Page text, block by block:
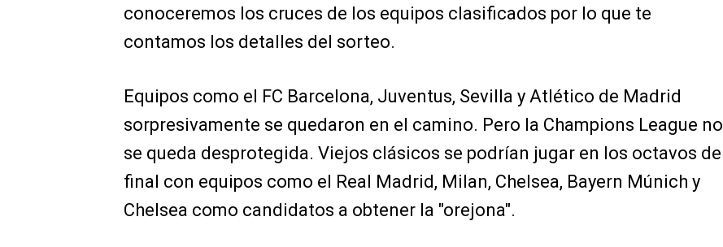
conoceremos los cruces de los equipos clasificados por lo que te
contamos los detalles del sorteo.
Equipos como el FC Barcelona, Juventus, Sevilla y Atlético de Madrid
sorpresivamente se quedaron en el camino. Pero la Champions League no
se queda desprotegida. Viejos clásicos se podrían jugar en los octavos de
final con equipos como el Real Madrid, Milan, Chelsea, Bayern Múnich y
Chelsea como candidatos a obtener la "orejona".